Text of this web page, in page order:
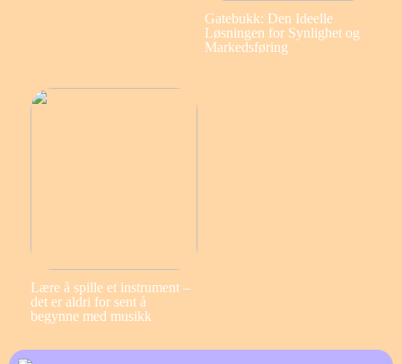
Gatebukk: Den Ideelle
Løsningen for Synlighet og
Markedsføring
Lære å spille et instrument –
det er aldri for sent å
begynne med musikk